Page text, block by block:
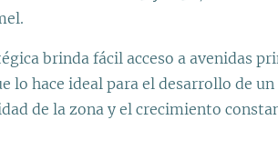
brinda fácil acceso a avenidas
lo hace ideal para el desarrollo de
de la zona y el crecimiento